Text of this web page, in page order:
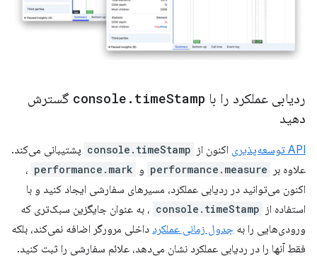
ردیابی عملکرد را با console . timeStamp
گسترش
دهید
API توسعه‌پذیری اکنون از console.timeStamp پشتیبانی می‌کند.
علاوه بر
performance.measure و performance.mark ،
اکنون می‌توانید در ردیابی عملکرد، مسیرهای سفارشی ایجاد کنید و با
استفاده از console.timeStamp ، به عنوان جایگزین سبک‌تری که
ورودی‌هایی را به جدول زمانی عملکرد داخلی مرورگر اضافه نمی‌کند، بلکه
فقط آنها را در ردیابی عملکرد نشان می‌دهد، علائم سفارشی را ثبت کنید.